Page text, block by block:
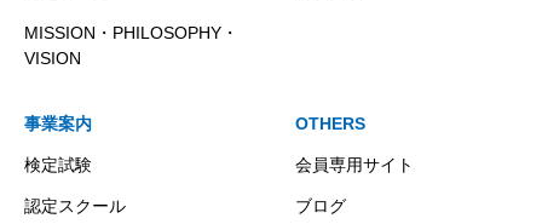
MISSION・PHILOSOPHY・
VISION
事業案内
検定試験
認定スクール
OTHERS
会員専用サイト
ブログ